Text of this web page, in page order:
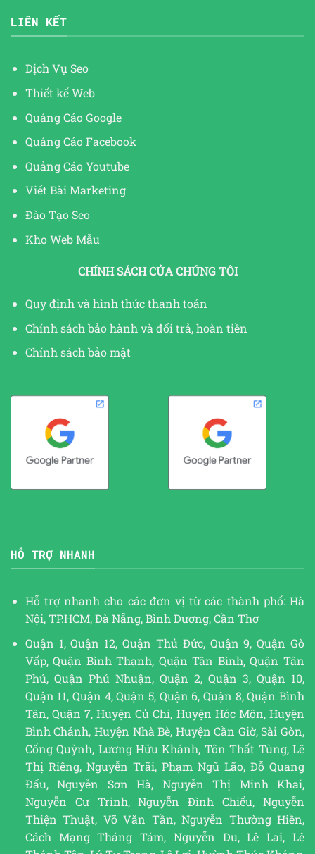
LIÊN KẾT
Dịch Vụ Seo
Thiết kế Web
Quảng Cáo Google
Quảng Cáo Facebook
Quảng Cáo Youtube
Viết Bài Marketing
Đào Tạo Seo
Kho Web Mẫu
CHÍNH SÁCH CỦA CHÚNG TÔI
Quy định và hình thức thanh toán
Chính sách bảo hành và đổi trả, hoàn tiền
Chính sách bảo mật
HỖ TRỢ NHANH
Hỗ trợ nhanh cho các đơn vị từ các thành phố: Hà
Nội, TP.HCM, Đà Nẵng, Bình Dương, Cần Thơ
Quận 1, Quận 12, Quận Thủ Đức, Quận 9, Quận Gò
Vấp, Quận Bình Thạnh, Quận Tân Bình, Quận Tân
Phú, Quận Phú Nhuận, Quận 2, Quận 3, Quận 10,
Quận 11, Quận 4, Quận 5, Quận 6, Quận 8, Quận Bình
Tân, Quận 7, Huyện Củ Chi, Huyện Hóc Môn, Huyện
Bình Chánh, Huyện Nhà Bè, Huyện Cần Giờ, Sài Gòn,
Cống Quỳnh, Lương Hữu Khánh, Tôn Thất Tùng, Lê
Thị Riêng, Nguyễn Trãi, Phạm Ngũ Lão, Đỗ Quang
Đẩu, Nguyễn Sơn Hà, Nguyễn Thị Minh Khai,
Nguyễn Cư Trinh, Nguyễn Đình Chiểu, Nguyễn
Thiện Thuật, Võ Văn Tần, Nguyễn Thường Hiền,
Cách Mạng Tháng Tám, Nguyễn Du, Lê Lai, Lê